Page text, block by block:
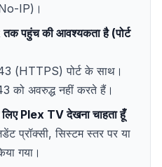
IP)।
तक पहुंच की आवश्यकता है (पोर्ट
(HTTPS) पोर्ट के साथ।
को अवरुद्ध नहीं करते हैं।
Plex TV देखना चाहता हूँ
प्रॉक्सी, सिस्टम स्तर पर या
गया।